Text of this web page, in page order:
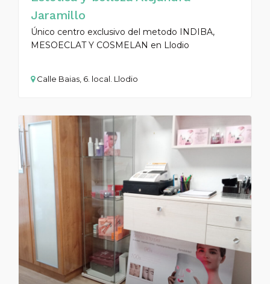
Jaramillo
Único centro exclusivo del metodo INDIBA,
MESOECLAT Y COSMELAN en Llodio
Calle Baias, 6. local. Llodio